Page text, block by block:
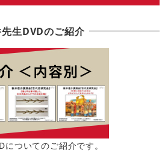
生DVDのご紹介
ついてのご紹介です。